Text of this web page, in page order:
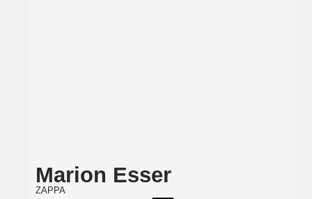
Marion Esser
ZAPPA